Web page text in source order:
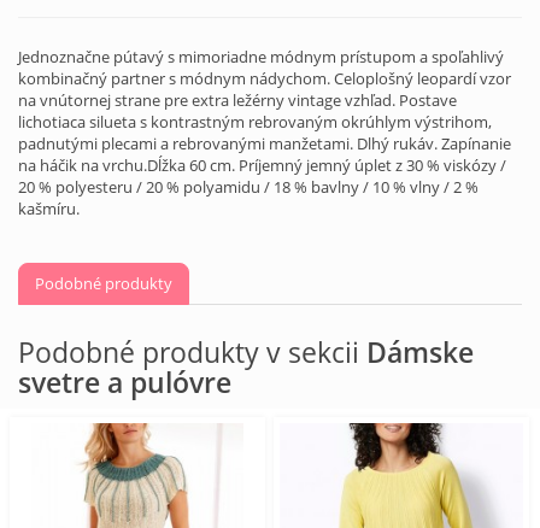
Jednoznačne pútavý s mimoriadne módnym prístupom a spoľahlivý
kombinačný partner s módnym nádychom. Celoplošný leopardí vzor
na vnútornej strane pre extra ležérny vintage vzhľad. Postave
lichotiaca silueta s kontrastným rebrovaným okrúhlym výstrihom,
padnutými plecami a rebrovanými manžetami. Dlhý rukáv. Zapínanie
na háčik na vrchu.Dĺžka 60 cm. Príjemný jemný úplet z 30 % viskózy /
20 % polyesteru / 20 % polyamidu / 18 % bavlny / 10 % vlny / 2 %
kašmíru.
Podobné produkty
Podobné produkty v sekcii Dámske
svetre a pulóvre